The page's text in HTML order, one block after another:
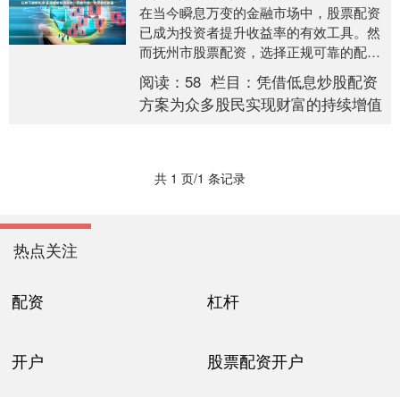
在当今瞬息万变的金融市场中，股票配资
已成为投资者提升收益率的有效工具。然
而抚州市股票配资，选择正规可靠的配资
平台至关重要，以确保资金安全和投资收
益。 然而，配资....
阅读： 58 栏目： 凭借低息炒股配资
方案为众多股民实现财富的持续增值
共 1 页/1 条记录
热点关注
配资 杠杆
开户 股票配资开户